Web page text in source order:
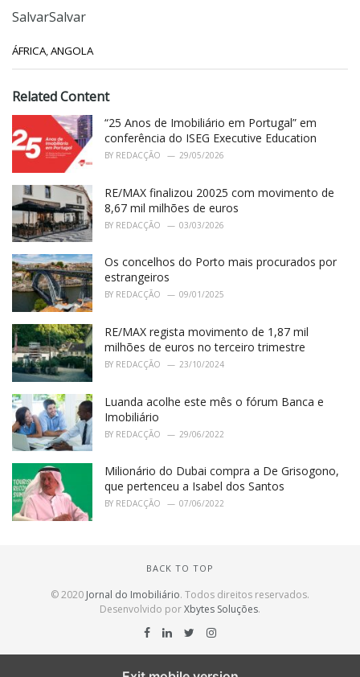
SalvarSalvar
C
e
r
i
ÁFRICA ANGOLA
Related Content
“25 Anos de Imobiliário em Portugal” em
conferência do ISEG Executive Education
BY REDACÇÃO 29/05/2026
RE/MAX finalizou 20025 com movimento de
8,67 mil milhões de euros
BY REDACÇÃO 03/03/2026
Os concelhos do Porto mais procurados por
estrangeiros
BY REDACÇÃO 09/01/2025
RE/MAX regista movimento de 1,87 mil
milhões de euros no terceiro trimestre
BY REDACÇÃO 23/10/2024
Luanda acolhe este mês o fórum Banca e
Imobiliário
BY REDACÇÃO 29/06/2022
Milionário do Dubai compra a De Grisogono,
que pertenceu a Isabel dos Santos
BY REDACÇÃO 07/06/2022
BACK TO TOP
© 2020 Jornal do Imobiliário. Todos direitos reservados.
Desenvolvido porXbytes Soluções.